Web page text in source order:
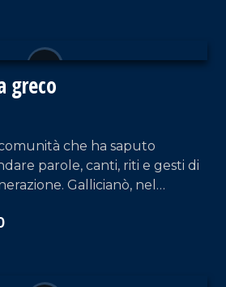
greco
che ha saputo
parole, canti, riti e gesti di
Gallicianò, nel
dove i cittadini ancora